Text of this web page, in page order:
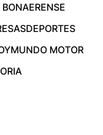
DEPORTES
MUNDO MOTOR